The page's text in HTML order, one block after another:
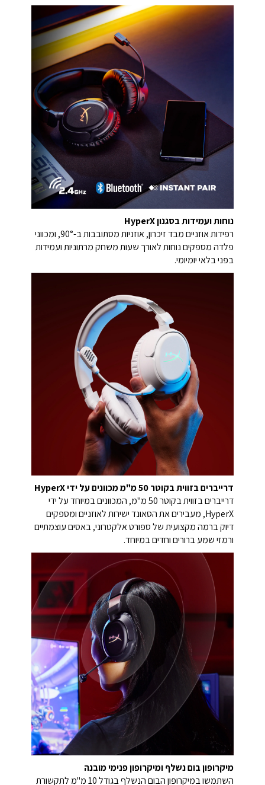
נוחות ועמידות בסגנון HyperX
רפידות אוזניים מבד זיכרון, אוזניות מסתובבות ב-90°, ומכווני
פלדה מספקים נוחות לאורך שעות משחק מרתוניות ועמידות
בפני בלאי יומיומי.
דרייברים בזווית בקוטר 50 מ"מ מכוונים על ידי HyperX
דרייברים בזווית בקוטר 50 מ"מ, המכוונים במיוחד על ידי
HyperX, מעבירים את הסאונד ישירות לאוזניים ומספקים
דיוק ברמה מקצועית של ספורט אלקטרוני, באסים עוצמתיים
ורמזי שמע ברורים וחדים במיוחד.
מיקרופון בום נשלף ומיקרופון פנימי מובנה
השתמשו במיקרופון הבום הנשלף בגודל 10 מ"מ לתקשורת